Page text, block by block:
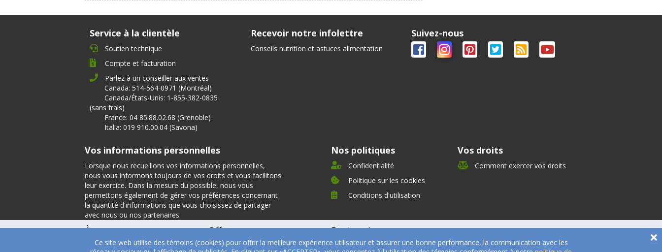
Ce site web utilise des témoins (cookies) pour offrir la meilleure expérience utilisateur et assurer une bonne performance, la communication avec les
Service à la clientèle
Soutien technique
Compte et facturation
Parlez à un conseiller aux ventes
Canada: 514-564-0971 (Montréal)
Canada/États-Unis: 1-855-382-0835
(sans frais)
France: 04 85.88.02.68 (Grenoble)
Italia: 019 910.00.04 (Savona)
Recevoir notre infolettre
Conseils nutrition et astuces alimentation
Suivez-nous
Vos informations personnelles
Lorsque nous recueillons vos informations personnelles,
nous vous informons toujours de vos droits et vous facilitons
leur exercice. Dans la mesure du possible, nous vous
permettons également de gérer vos préférences concernant
la quantité d'informations que vous choisissez de partager
avec nous ou nos partenaires.
Nos politiques
Confidentialité
Politique sur les cookies
Conditions d'utilisation
Vos droits
Comment exercer vos droits
À propos
À propos
Offre
Témoignages
Partenaires
Nos partenaires